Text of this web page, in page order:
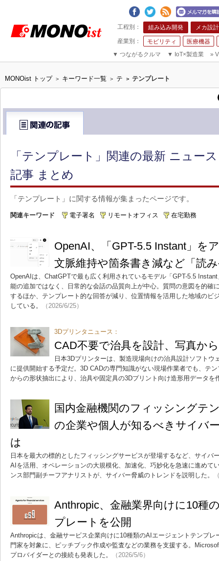
組み込み開発 メカ設計
モビリティ
医療機器
▼ つながるクルマ ▼ IoT×製造業 »
MONOist トップ > キーワード一覧 > テ > テンプレート
「テンプレート」関連の最新 ニュー
記事 まとめ
「テンプレート」に関する情報が集まったページです。
関連キーワード 電子署名 リモートオフィス 在宅勤務
OpenAI、「GPT-5.5 Instant」
文脈維持や箇条書き減など「読
OpenAIは、ChatGPTで最も広く利用されているモデル「GPT-5.5
能の追加ではなく、日常的な会話の品質向上が中心。質問の意図を的確
するほか、テンプレート的な回答が減り、位置情報を活用した地域のビ
している。
（2026/6/25）
3Dプリンタニュース：
CAD不要で治具を設計、写真か
日本3Dプリンターは、製造現場向けの治具設計ソフトウ
に提供開始する予定だ。3D CADの専門知識がない現場作業者でも、テ
からの形状抽出により、治具や固定具の3Dプリント向け造形用データを
国内金融機関のフィッシングテ
の企業や個人が知るべきサイバ
は
日本を最大の標的としたフィッシングサービスが登場するなど、サイバ
AIを活用、オペレーションの大規模化、加速化、巧妙化を急速に進めて
ンス部門副チーフアナリストが、サイバー脅威のトレンドを説明した。
Anthropic、金融業界向けに10種
プレートを公開
Anthropicは、金融サービス企業向けに10種類のAIエージェントテンプ
門家を対象に、ピッチブック作成や監査などの業務を支援する。
プロバイダーとの接続も発表した。
（2026/5/6）